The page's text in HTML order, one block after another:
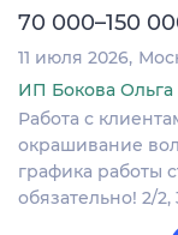
70 000–150
11 июля 2026
ИП Бокова Ольга
Работа с
окрашивание
графика работы
обязательно! 2/2,